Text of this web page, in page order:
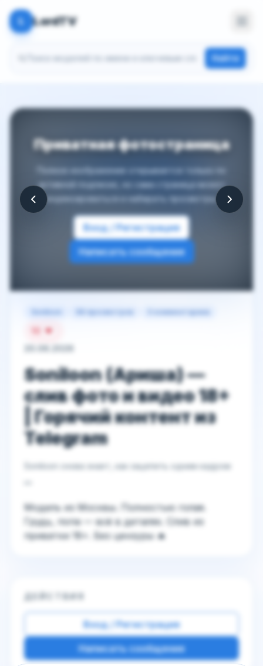
L LordTV
Найти
Приватная фотостраница
Полное изображение открывается только по
активной подписке, но сама страница может
индексироваться и набирать просмотры.
Вход / Регистрация
Написать сообщение
Soniloon 66 просмотров 0 комментариев
20.06.2026
Soniloon (Ариша) —
слив фото и видео 18+
| Горячий контент из
Telegram
Soniloon снова знает, как зацепить одним кадром
Модель из Москвы. Полностью голая.
Грудь, попа — всё в деталях. Слив из
приватки 18+. Без цензуры 🔥
ДЕЙСТВИЯ
Вход / Регистрация
Написать сообщение